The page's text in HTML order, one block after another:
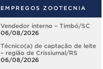
EMPREGOS ZOOTECNIA
Vendedor interno – Timbó/SC
06/08/2026
Técnico(a) de captação de leite
– região de Crissiumal/RS
06/08/2026